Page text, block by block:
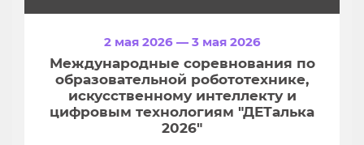
2 мая 2026 — 3 мая 2026
Международные соревнования по
образовательной робототехнике,
искусственному интеллекту и
цифровым технологиям "ДЕТалька
2026"